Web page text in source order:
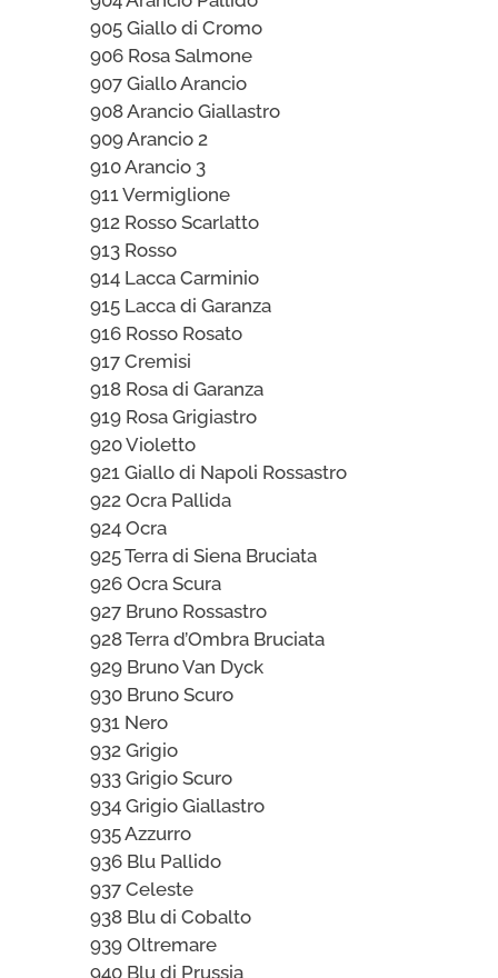
905 Giallo di Cromo
906 Rosa Salmone
907 Giallo Arancio
908 Arancio Giallastro
909 Arancio 2
910 Arancio 3
911 Vermiglione
912 Rosso Scarlatto
913 Rosso
914 Lacca Carminio
915 Lacca di Garanza
916 Rosso Rosato
917 Cremisi
918 Rosa di Garanza
919 Rosa Grigiastro
920 Violetto
921 Giallo di Napoli Rossastro
922 Ocra Pallida
924 Ocra
925 Terra di Siena Bruciata
926 Ocra Scura
927 Bruno Rossastro
928 Terra d’Ombra Bruciata
929 Bruno Van Dyck
930 Bruno Scuro
931 Nero
932 Grigio
933 Grigio Scuro
934 Grigio Giallastro
935 Azzurro
936 Blu Pallido
937 Celeste
938 Blu di Cobalto
939 Oltremare
940 Blu di Prussia